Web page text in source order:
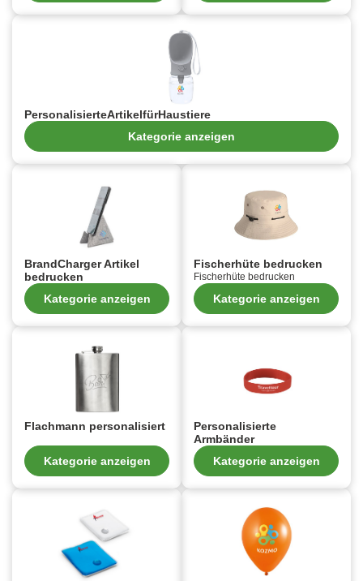
PersonalisierteArtikelfürHaustiere
Kategorie anzeigen
BrandCharger Artikel
bedrucken
Kategorie anzeigen
Fischerhüte bedrucken
Fischerhüte bedrucken
Kategorie anzeigen
Flachmann personalisiert
Kategorie anzeigen
Personalisierte
Armbänder
Kategorie anzeigen